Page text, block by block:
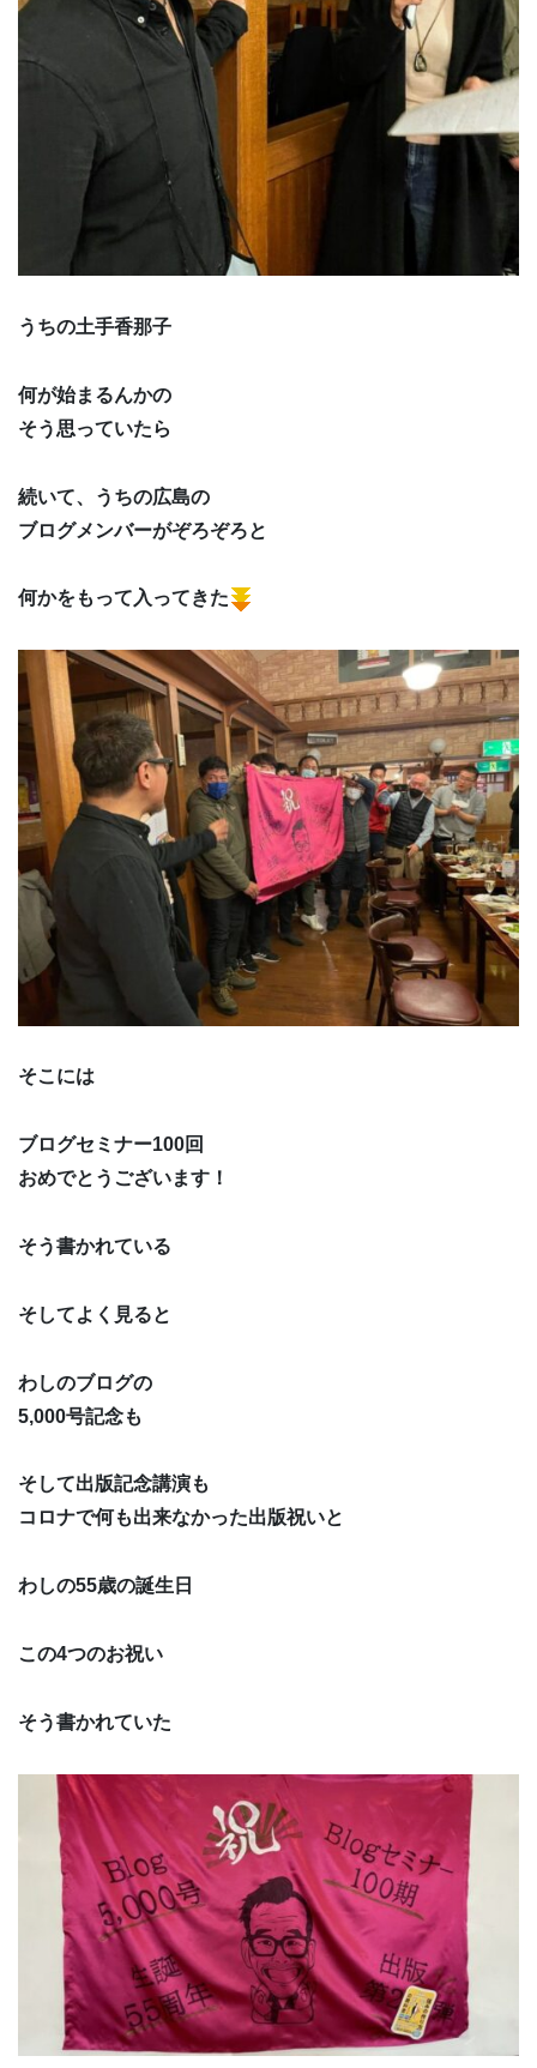
うちの土手香那子
何が始まるんかの
そう思っていたら
続いて、うちの広島の
ブログメンバーがぞろぞろと
何かをもって入ってきた
そこには
ブログセミナー100回
おめでとうございます！
そう書かれている
そしてよく見ると
わしのブログの
5,000号記念も
そして出版記念講演も
コロナで何も出来なかった出版祝いと
わしの55歳の誕生日
この4つのお祝い
そう書かれていた